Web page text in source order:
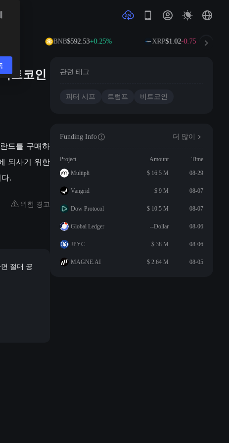
BNB$592.53+0.25% XRP$1.02-0.75%
트코인
드를 구매하
되사기 위한
.
위험 경고
절대 공
관련 태그
피터 시프 트럼프 비트코인
Funding Info 더 많이
Project Amount
Time
Multipli
$ 16.5 M 08-29
Vangrid $ 9 M 08-07
Dow Protocol $ 10.5 M 08-07
Global Ledger --Dollar 08-06
JPYC $ 38 M 08-06
MAGNE.AI $ 2.64 M 08-05